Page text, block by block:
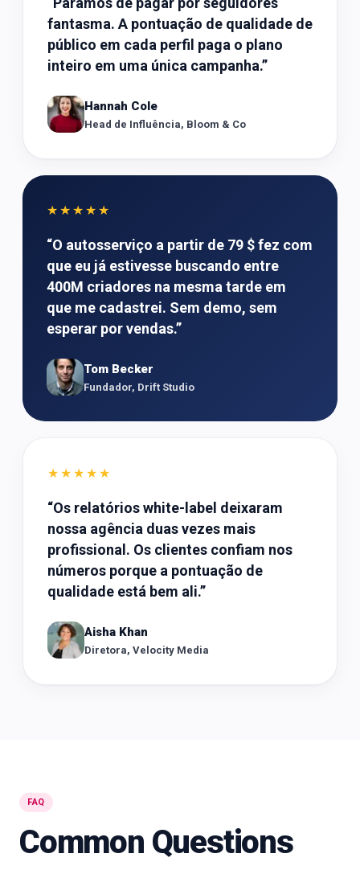
fantasma. A pontuação de qualidade de
público em cada perfil paga o plano
inteiro em uma única campanha.”
Hannah Cole
Head de Influência, Bloom & Co
★★★★★
“O autosserviço a partir de 79 $ fez com
que eu já estivesse buscando entre
400M criadores na mesma tarde em
que me cadastrei. Sem demo, sem
esperar por vendas.”
Tom Becker
Fundador, Drift Studio
★★★★★
“Os relatórios white-label deixaram
nossa agência duas vezes mais
profissional. Os clientes confiam nos
números porque a pontuação de
qualidade está bem ali.”
Aisha Khan
Diretora, Velocity Media
FAQ
Common Questions